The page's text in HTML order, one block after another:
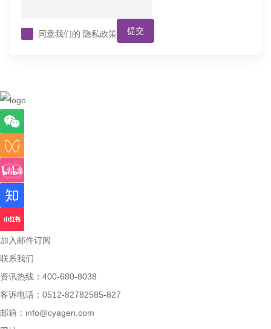
同意我们的 隐私政策 提交
加入邮件订阅
联系我们
资讯热线：400-680-8038
客诉电话：0512-82782585-827
邮箱： info@cyagen.com